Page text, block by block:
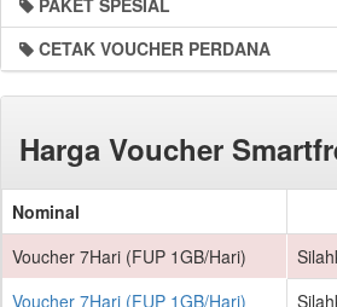
PAKET SPESIAL
CETAK VOUCHER PERDANA
Harga Voucher
Nominal
Voucher 7Hari (FUP 1GB/Hari)
Voucher 7Hari (FUP 1GB/Hari)